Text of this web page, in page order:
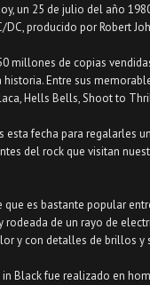
un 25 de julio del año
producido por Robert
millones de copias
Entre sus
Hells Bells, Shoot to
esta fecha para regalarles
del rock que visitan
que es bastante popular
rodeada de un rayo de
y con detalles de brillos y
Black fue realizado en